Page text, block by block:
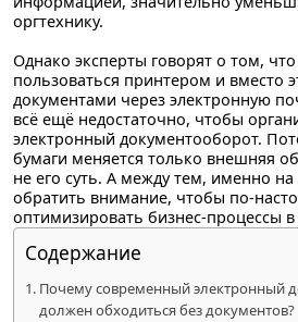
оргтехнику.
Однако эксперты говорят о том, что
пользоваться принтером и вместо
документами через электронную
всё ещё недостаточно, чтобы
электронный документооборот.
бумаги меняется только внешняя
не его суть. А между тем, именно на
обратить внимание, чтобы по-
оптимизировать бизнес-процессы
Содержание
Почему современный электронный
должен обходиться без документов?